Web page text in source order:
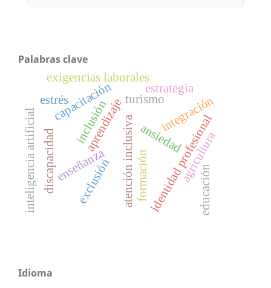
Palabras clave
formación
atención inclusivaidentidad profesional
enseñanza
aprendizaje
inclusión
exclusión
discapacidad
capacitación
inteligencia artificial
estrés
ansiedad
exigencias laborales
agricultura
turismo
educación
integración
estrategia
Idioma